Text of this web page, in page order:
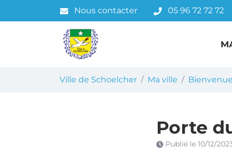
au
Nous contacter 05 96 72 72 72
Ville de Schoelcher Ma ville
Porte
Publié le 10/12/